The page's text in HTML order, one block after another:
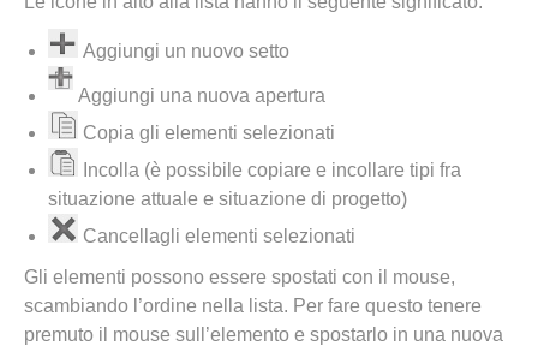
Aggiungi un nuovo setto
Aggiungi una nuova apertura
Copia gli elementi selezionati
Incolla (è possibile copiare e incollare tipi fra
situazione attuale e situazione di progetto)
Cancellagli elementi selezionati
Gli elementi possono essere spostati con il mouse,
scambiando l’ordine nella lista. Per fare questo tenere
premuto il mouse sull’elemento e spostarlo in una nuova